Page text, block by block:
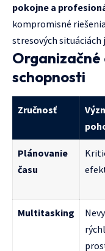
pokojne a
kompromisné
stresových situáciách
Organizačné
schopnosti
Zručnosť
Plánovanie
času
Multitasking